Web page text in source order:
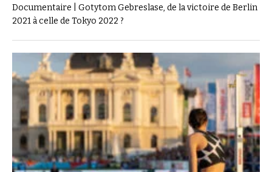
Documentaire | Gotytom Gebreslase, de la victoire de Berlin
2021 à celle de Tokyo 2022 ?